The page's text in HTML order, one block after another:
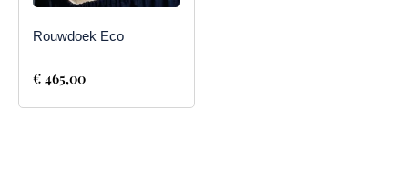
Rouwdoek Eco
€ 465,00